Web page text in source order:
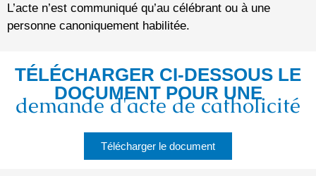
L’acte n’est communiqué qu’au célébrant ou à une
personne canoniquement habilitée.
TÉLÉCHARGER CI-DESSOUS LE
DOCUMENT POUR UNE
demande d'acte de catholicité
Télécharger le document